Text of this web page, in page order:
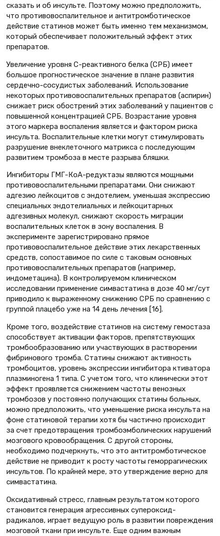
сказать и об инсульте. Поэтому можно предположить,
что противовоспалительное и антитромботическое
действие статинов может быть именно тем механизмом,
который обеспечивает положительный эффект этих
препаратов.
Увеличение уровня С-реактивного белка (СРБ) имеет
большое прогностическое значение в плане развития
сердечно-сосудистых заболеваний. Использование
некоторых противовоспалительных препаратов (аспирин)
снижает риск обострений этих заболеваний у пациентов с
повышенной концентрацией СРБ. Возрастание уровня
этого маркера воспаления является и фактором риска
инсульта. Воспалительные клетки могут стимулировать
разрушение внеклеточного матрикса с последующим
развитием тромбоза в месте разрыва бляшки.
Ингибиторы ГМГ-КоА-редуктазы являются мощными
противовоспалительными препаратами. Они снижают
адгезию лейкоцитов с эндотелием, уменьшая экспрессию
специальных эндотелиальных и лейкоцитарных
адгезивных молекул, снижают скорость миграции
воспалительных клеток в зону воспаления. В
эксперименте зарегистрировано прямое
противовоспалительное действие этих лекарственных
средств, сопоставимое по силе с таковым основных
противовоспалительных препаратов (например,
индометацина). В контролируемом клиническом
исследовании применение симвастатина в дозе 40 мг/сут
приводило к выраженному снижению СРБ по сравнению с
группой плацебо уже на 14 день лечения [16].
Кроме того, воздействие статинов на систему гемостаза
способствует активации факторов, препятствующих
тромбообразованию или участвующих в растворении
фибринового тромба. Статины снижают активность
тромбоцитов, уровень экспрессии ингибитора ктиватора
плазминогена 1 типа. С учетом того, что клинически этот
эффект проявляется снижением частоты венозных
тромбозов у постоянно получающих статины больных,
можно предположить, что уменьшение риска инсульта на
фоне статиновой терапии хотя бы частично происходит
за счет предотвращения тромбоэмболических нарушений
мозгового кровообращения. С другой стороны,
необходимо подчеркнуть, что это антитромботическое
действие не приводит к росту частоты геморрагических
инсультов. По крайней мере, это утверждение верно для
симвастатина.
Оксидативный стресс, главным результатом которого
становится генерация агрессивных супероксид-
радикалов, играет ведущую роль в развитии повреждения
мозговой ткани при инсульте. Еще одним важным